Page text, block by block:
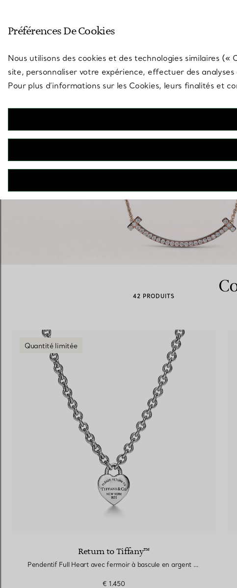
Alliances pour hommes
avec un
42 PRODUITS
Quantité limitée
Return to Tiffany™
Pendentif Full Heart avec fermoir à bascule en argent 925 millièmes
€ 1.450
Préférences De Cookies
Nous utilisons des cookies et des technologies similaires
site, personnaliser votre expérience, effectuer des
Pour plus d’informations sur les Cookies, leurs finalités et